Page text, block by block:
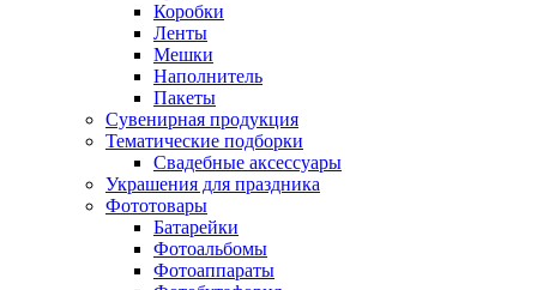
Коробки
Ленты
Мешки
Наполнитель
Пакеты
Сувенирная продукция
Тематические подборки
Свадебные аксессуары
Украшения для праздника
Фототовары
Батарейки
Фотоальбомы
Фотоаппараты